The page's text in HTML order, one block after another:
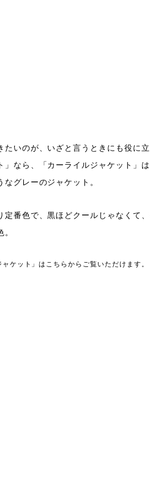
たいのが、いざと言うときにも役に
」なら、「カーライルジャケット」
なグレーのジャケット。
定番色で、黒ほどクールじゃなくて
ャケット」はこちらからご覧いただけます。